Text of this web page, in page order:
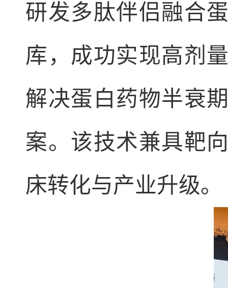
研发多肽伴侣融合
库，成功实现高剂
解决蛋白药物半衰
案。该技术兼具靶
床转化与产业升级。